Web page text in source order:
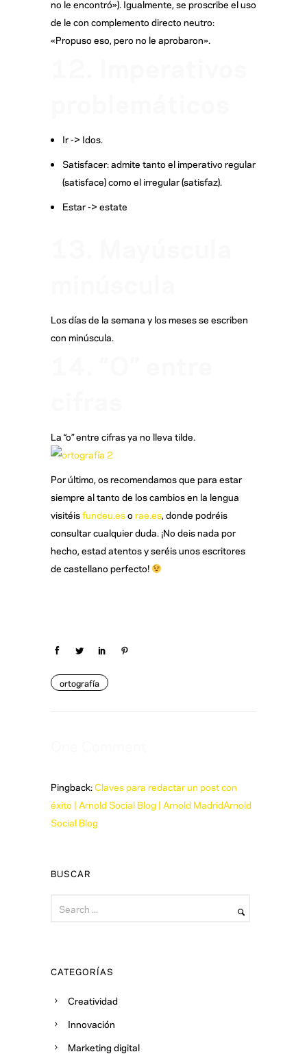
no le encontró»). Igualmente, se proscribe el uso
de le con complemento directo neutro:
«Propuso eso, pero no le aprobaron».
Ir -> Idos.
Satisfacer: admite tanto el imperativo regular
(satisface) como el irregular (satisfaz).
Estar -> estate
Los días de la semana y los meses se escriben
con minúscula.
La “o” entre cifras ya no lleva tilde.
Por último, os recomendamos que para estar
siempre al tanto de los cambios en la lengua
visitéisfundeu.eso rae.es, donde podréis
consultar cualquier duda. ¡No deis nada por
hecho, estad atentos y seréis unos escritores
de castellano perfecto!
ortografía
Pingback:Claves para redactar un post con
éxito | Arnold Social Blog | Arnold MadridArnold
Social Blog
BUSCAR
CATEGORÍAS
Creatividad
Innovación
Marketing digital